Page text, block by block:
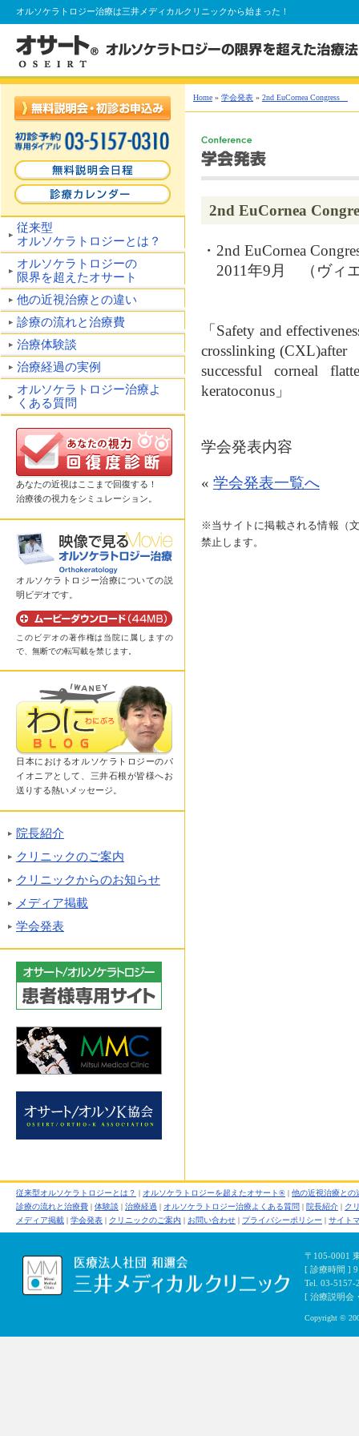
オルソケラトロジー治療は三井メディカルクリニックから始まった！
従来型
オルソケラトロジーとは？
オルソケラトロジーの
限界を超えたオサート
他の近視治療との違い
診療の流れと治療費
治療体験談
治療経過の実例
オルソケラトロジー治療よ
くある質問
あなたの近視はここまで回復する！
治療後の視力をシミュレーション。
オルソケラトロジー治療についての説
明ビデオです。
このビデオの著作権は当院に属しますの
で、無断での転写載を禁じます。
日本におけるオルソケラトロジーのパ
イオニアとして、三井石根が皆様へお
送りする熱いメッセージ。
院長紹介
クリニックのご案内
クリニックからのお知らせ
メディア掲載
学会発表
Home » 学会発表 » 2nd EuCornea Congress
2nd EuCornea
・2nd EuCornea
2011年9月 （ヴィ
「Safety and
crosslinking (CXL)after
successful corneal
keratoconus」
学会発表内容
« 学会発表一覧へ
※当サイトに掲載される情報（
禁止します。
従来型オルソケラトロジーとは？ | オルソケラトロジーを超えたオサート® | 他の近視治療との
診療の流れと治療費 | 体験談 | 治療経過 | オルソケラトロジー治療よくある質問 | 院長紹介 | ク
メディア掲載 | 学会発表 | クリニックのご案内 | お問い合わせ | プライバシーポリシー | サイト
〒105-0001
[ 診療時間 ]
Tel. 03-5157-
[ 治療説明会
Copyright ©